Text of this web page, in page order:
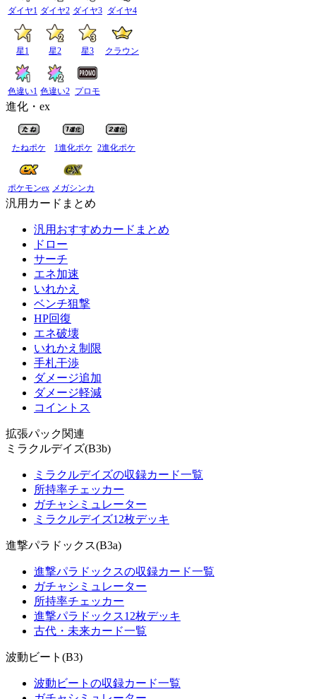
ダイヤ1 ダイヤ2 ダイヤ3 ダイヤ4
星1 星2 星3 クラウン
色違い1 色違い2 プロモ
進化・ex
たねポケ 1進化ポケ 2進化ポケ
ポケモンex メガシンカ
汎用カードまとめ
汎用おすすめカードまとめ
ドロー
サーチ
エネ加速
いれかえ
ベンチ狙撃
HP回復
エネ破壊
いれかえ制限
手札干渉
ダメージ追加
ダメージ軽減
コイントス
拡張パック関連
ミラクルデイズ(B3b)
ミラクルデイズの収録カード一覧
所持率チェッカー
ガチャシミュレーター
ミラクルデイズ12枚デッキ
進撃パラドックス(B3a)
進撃パラドックスの収録カード一覧
ガチャシミュレーター
所持率チェッカー
進撃パラドックス12枚デッキ
古代・未来カード一覧
波動ビート(B3)
波動ビートの収録カード一覧